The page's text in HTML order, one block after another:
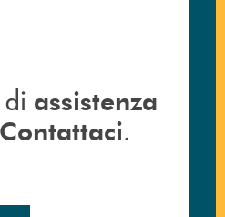
immediata? Contattaci .
assistenza
Contattaci.